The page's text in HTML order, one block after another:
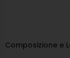
Composizione e